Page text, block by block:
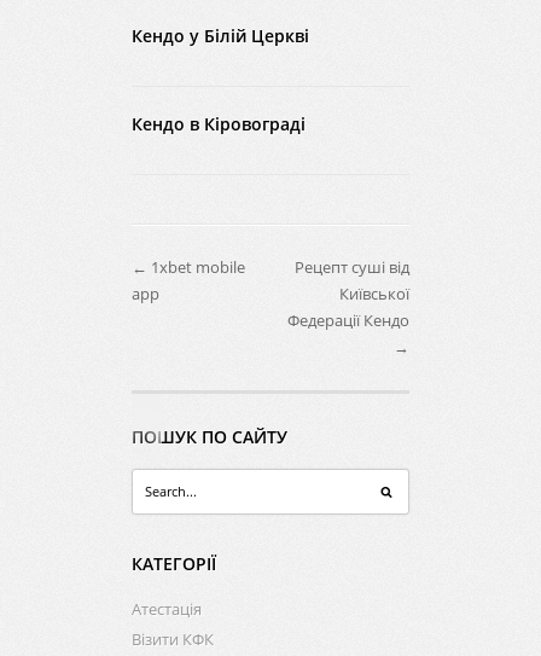
Кендо у Білій Церкві
Кендо в Кіровограді
← 1xbet mobile
app
Рецепт суші від
Київської
Федерації Кендо
→
ПОШУК ПО САЙТУ
КАТЕГОРІЇ
Атестація
Візити КФК